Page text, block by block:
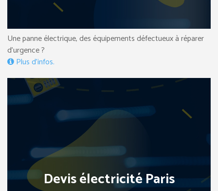
Une panne électrique, des équipements défectueux à réparer
d’urgence ?
Plus d’infos.
Devis électricité Paris